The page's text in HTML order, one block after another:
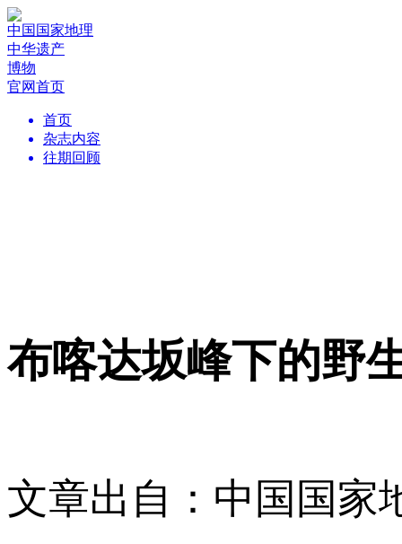
中国国家地理
中华遗产
博物
官网首页
首页
杂志内容
往期回顾
布喀达坂峰下的野
文章出自：中国国家